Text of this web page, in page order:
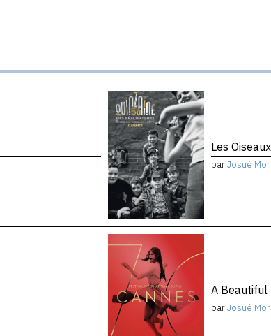
Les
parJosué
A Beautiful
parJosué